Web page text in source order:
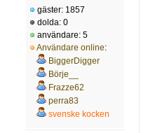
gäster: 1857
dolda: 0
användare: 5
Användare online:
BiggerDigger
Börje__
Frazze62
perra83
svenske kocken